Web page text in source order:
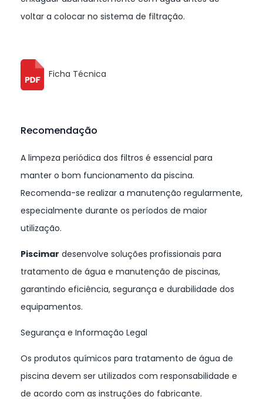
voltar a colocar no sistema de filtração.
Ficha Técnica
Recomendação
A limpeza periódica dos filtros é essencial para
manter o bom funcionamento da piscina.
Recomenda-se realizar a manutenção regularmente,
especialmente durante os períodos de maior
utilização.
Piscimar desenvolve soluções profissionais para
tratamento de água e manutenção de piscinas,
garantindo eficiência, segurança e durabilidade dos
equipamentos.
Segurança e Informação Legal
Os produtos químicos para tratamento de água de
piscina devem ser utilizados com responsabilidade e
de acordo com as instruções do fabricante.